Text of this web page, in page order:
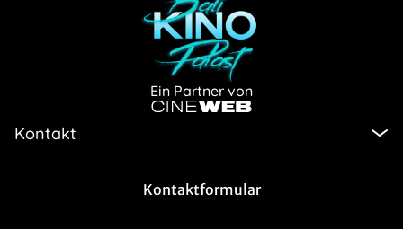
Ein Partner von
Kontakt
Kontaktformular